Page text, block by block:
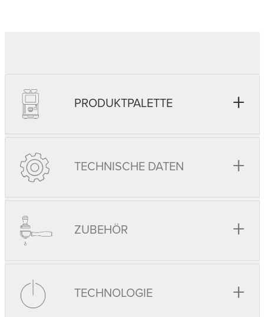
PRODUKTPALETTE +
TECHNISCHE DATEN +
ZUBEHÖR +
TECHNOLOGIE +